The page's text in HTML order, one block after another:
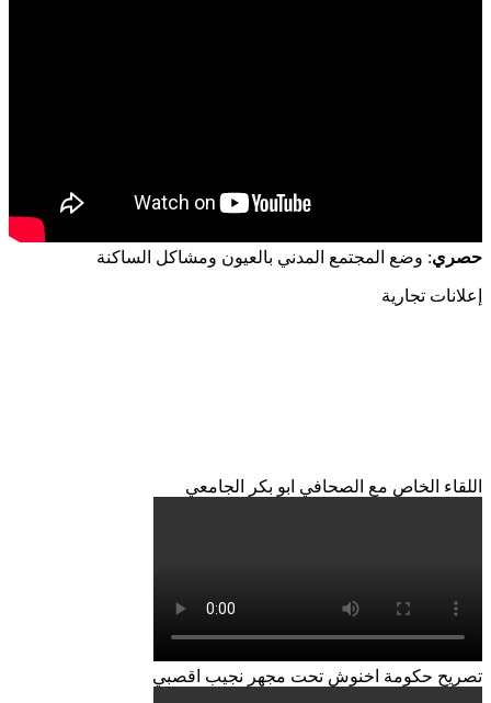
حصري: وضع المجتمع المدني بالعيون ومشاكل الساكنة
إعلانات تجارية
اللقاء الخاص مع الصحافي ابو بكر الجامعي
تصريح حكومة اخنوش تحت مجهر نجيب اقصبي